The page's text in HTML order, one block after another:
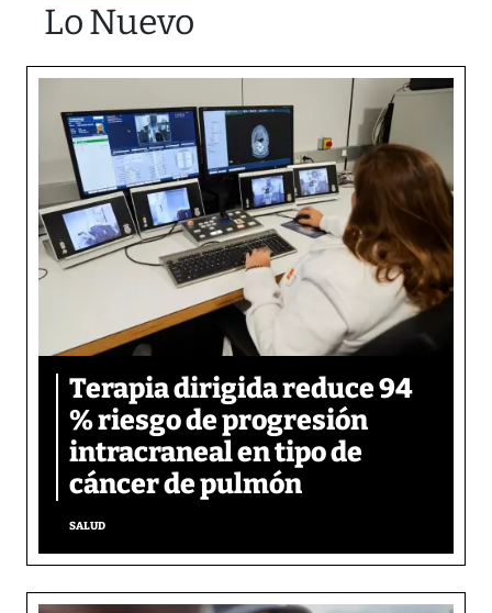
Lo Nuevo
Terapia dirigida reduce 94
% riesgo de progresión
intracraneal en tipo de
cáncer de pulmón
SALUD